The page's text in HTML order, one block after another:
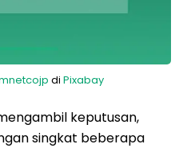
di Pixabay
keputusan,
singkat beberapa